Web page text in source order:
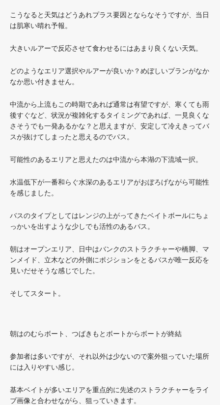
こうなると天気はどうあれプラス要因とならなそうですが、当日
は肌寒い晴れ予報。
大きいルアーで反応させて食わせるにはあまり良くない天気。
どのようなエリア選択やルアーが良いか？めぼしいプランがなか
なか思い付きません。
中流から上流もこの時期であれば通常は有望ですが、寒くても雨
後すぐなど、状況が複雑化するタイミングであれば、一見良くな
さそうでも一発あるかな？と思えますが、安定して冷えきってバ
スが抜けてしまったと思えるのでパス。
可能性のあるエリアと思えたのは中流から本湖の下流域一択。
水温低下が一番和らぐ水深のあるエリアがおぼろげながら可能性
を感じました。
バスのタイプとしてはレンジの上がってきたベイトボールにちょ
っかいを出すような少しでも活性のあるバス。
朝はオープンエリア、日中はバンクのストラクチャーや橋脚、マ
ンメイド、立木などの外側にポジションをとるバスが唯一反応を
見いだせそうな感じでした。
そしてスタート。
朝はのむらボート、つばきもとボートからボートが終結
参加者は多いですが、それ以外は少ないので案外狙っていた場所
には入りやすい感じ。
基本ベイトが多いエリアを重点的に先述のストラクチャーをライ
ブ画像と合わせながら、狙っていきます。